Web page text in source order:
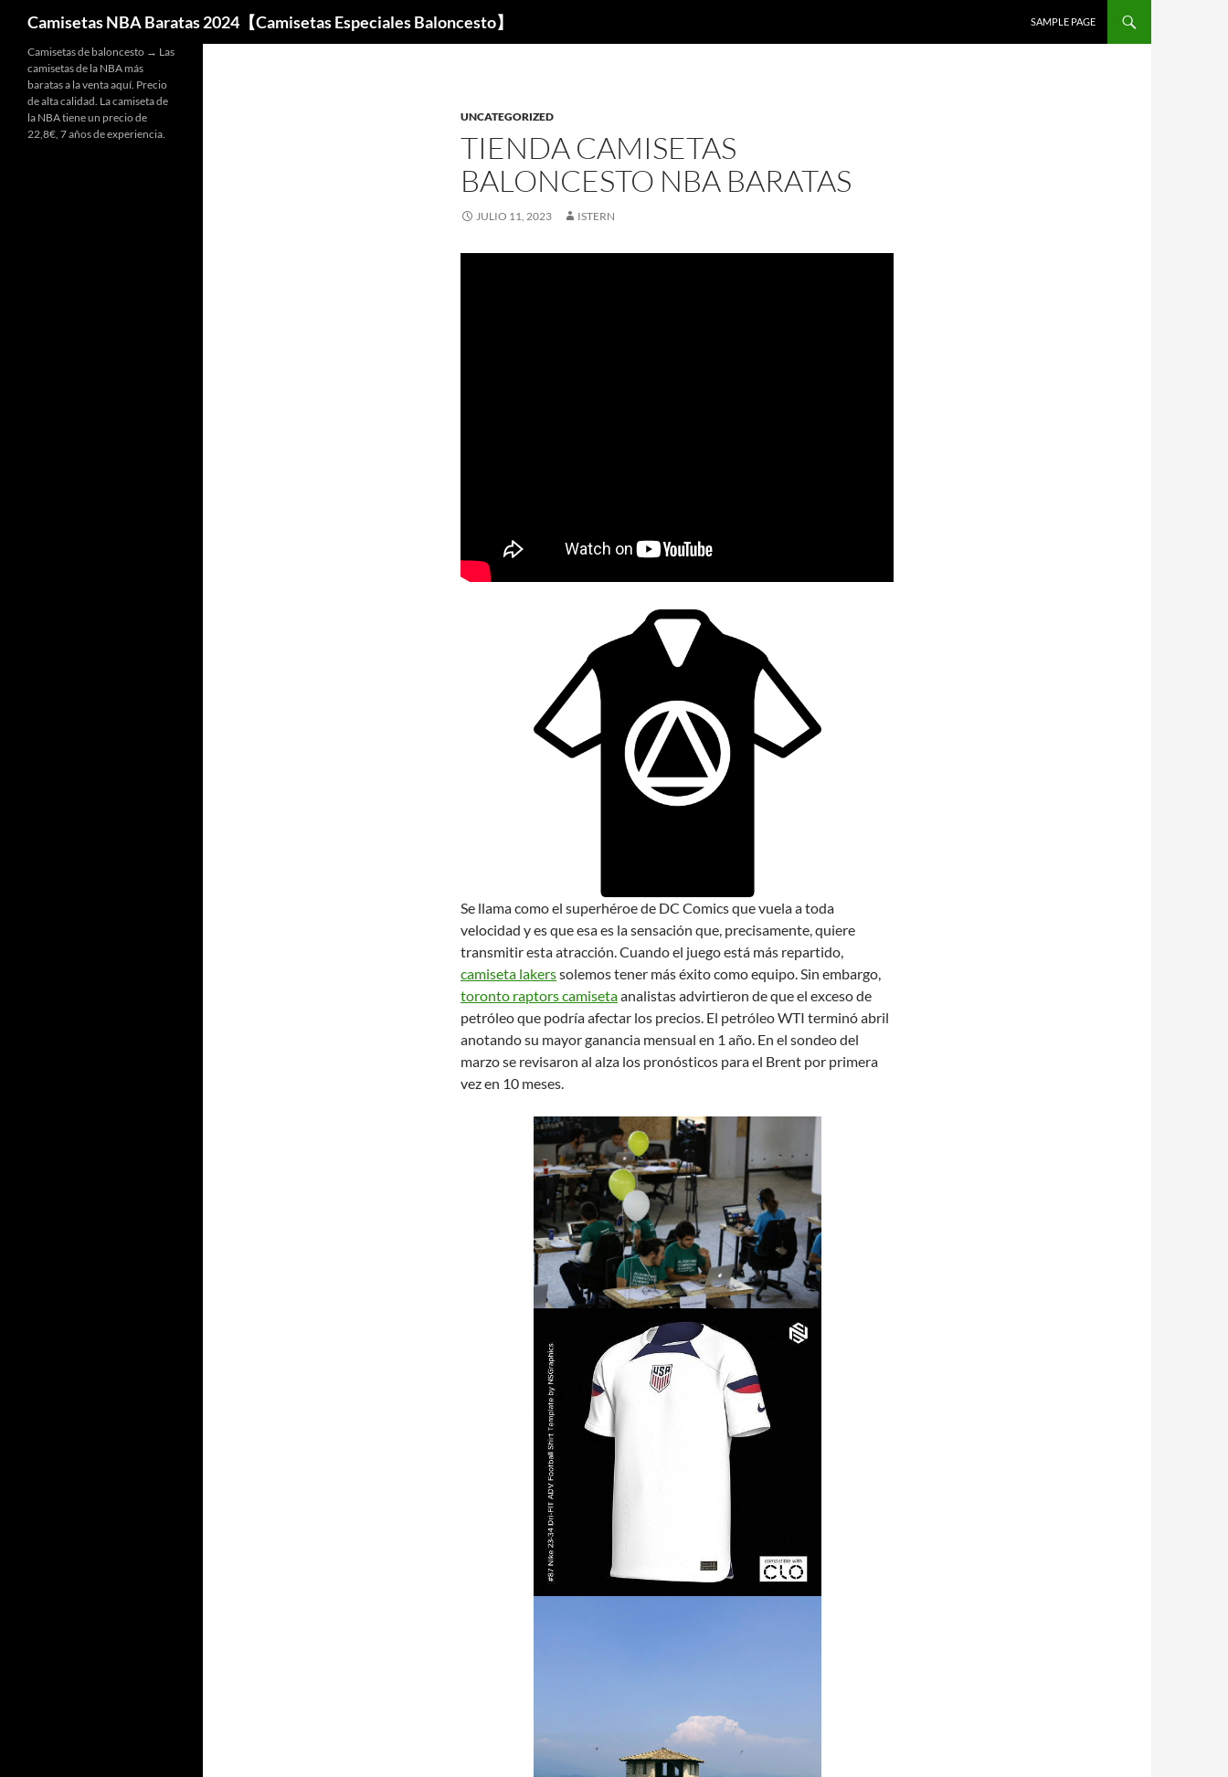
Camisetas NBA Baratas 2024【Camisetas Especiales Baloncesto】
SAMPLE PAGE
UNCATEGORIZED
TIENDA CAMISETAS
BALONCESTO NBA BARATAS
JULIO 11, 2023 ISTERN
Se llama como el superhéroe de DC Comics que vuela a toda
velocidad y es que esa es la sensación que, precisamente, quiere
transmitir esta atracción. Cuando el juego está más repartido,
camiseta lakerssolemos tener más éxito como equipo. Sin embargo,
toronto raptors camisetaanalistas advirtieron de que el exceso de
petróleo que podría afectar los precios. El petróleo WTI terminó abril
anotando su mayor ganancia mensual en 1 año. En el sondeo del
marzo se revisaron al alza los pronósticos para el Brent por primera
vez en 10 meses.
Camisetas de baloncesto → Las
camisetas de la NBA más
baratas a la venta aquí. Precio
de alta calidad. La camiseta de
la NBA tiene un precio de
22,8€, 7 años de experiencia.